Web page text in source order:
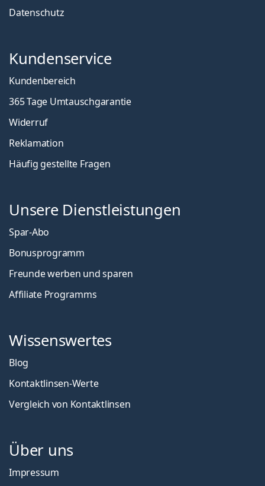
Datenschutz
Kundenservice
Kundenbereich
365 Tage Umtauschgarantie
Widerruf
Reklamation
Häufig gestellte Fragen
Unsere Dienstleistungen
Spar-Abo
Bonusprogramm
Freunde werben und sparen
Affiliate Programms
Wissenswertes
Blog
Kontaktlinsen-Werte
Vergleich von Kontaktlinsen
Über uns
Impressum